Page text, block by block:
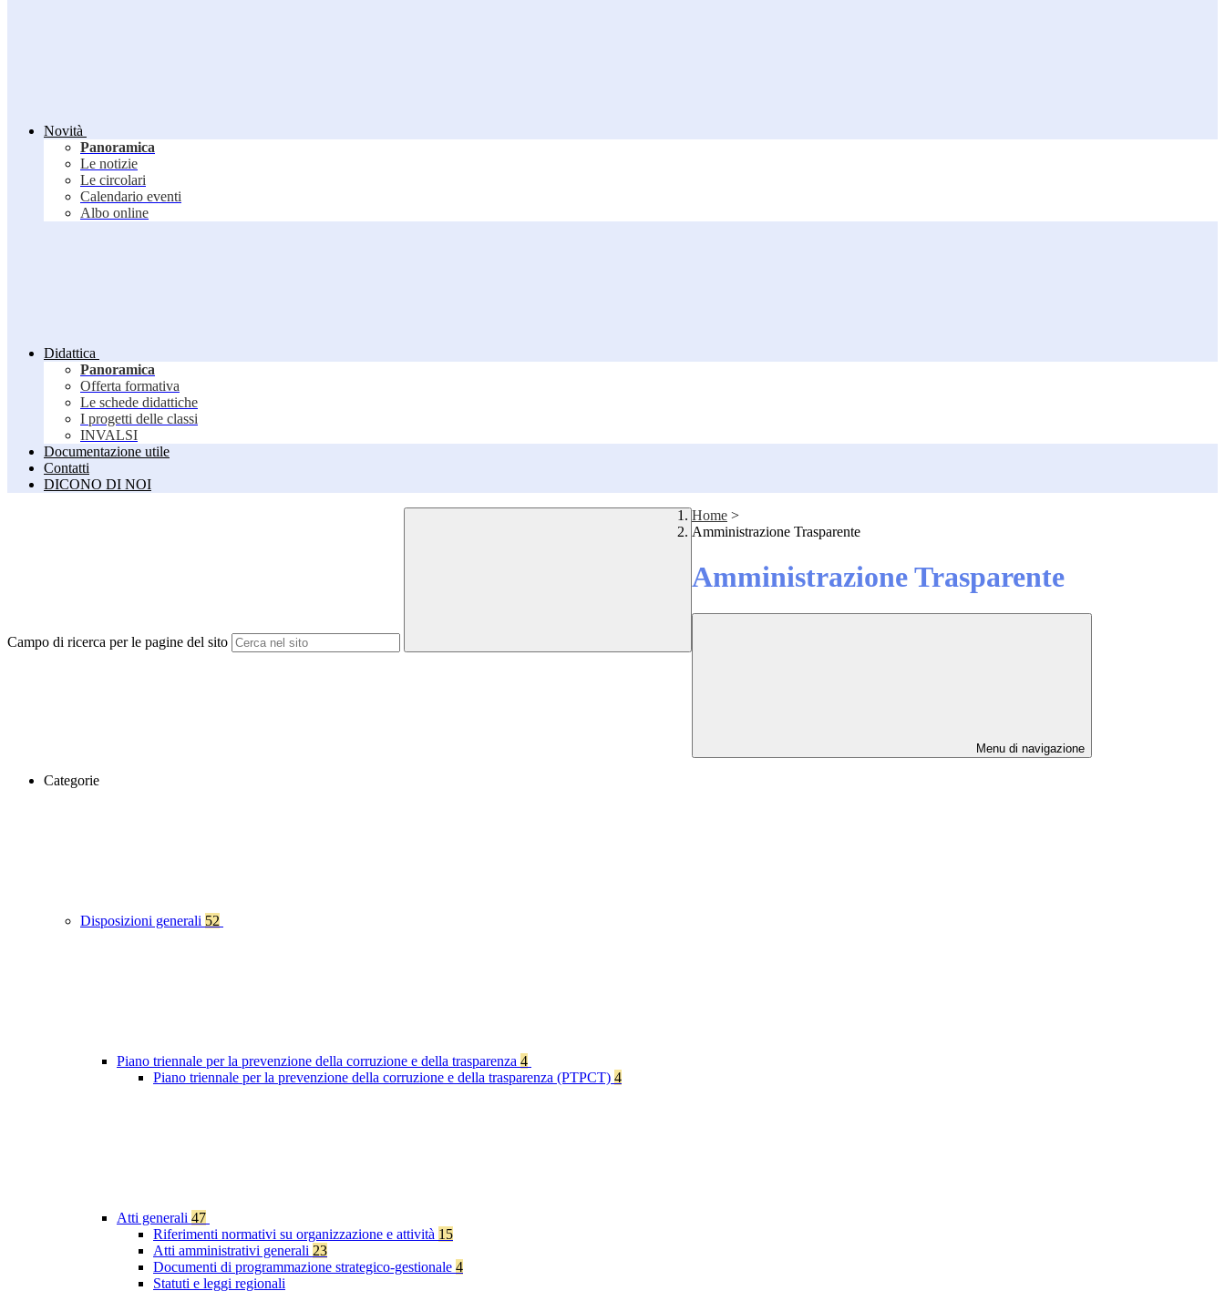
Novità
Panoramica
Le notizie
Le circolari
Calendario eventi
Albo online
Didattica
Panoramica
Offerta formativa
Le schede didattiche
I progetti delle classi
INVALSI
Documentazione utile
Contatti
DICONO DI NOI
Campo di ricerca per le pagine del sito
Home >
Amministrazione Trasparente
Amministrazione Trasparente
Menu di navigazione
Categorie
Disposizioni generali 52
Piano triennale per la prevenzione della corruzione e della trasparenza 4
Piano triennale per la prevenzione della corruzione e della trasparenza (PTPCT) 4
Atti generali 47
Riferimenti normativi su organizzazione e attività 15
Atti amministrativi generali 23
Documenti di programmazione strategico-gestionale 4
Statuti e leggi regionali